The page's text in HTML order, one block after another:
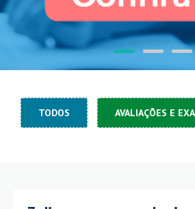
TODOS AVALIAÇÕES E